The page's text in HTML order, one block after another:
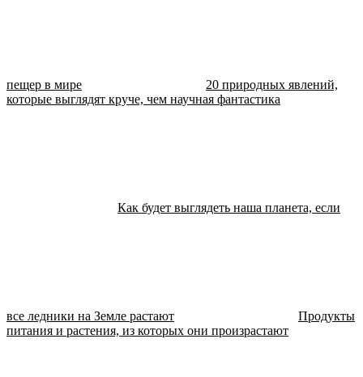
пещер в мире
20 природных явлений,
которые выглядят круче, чем научная фантастика
Как будет выглядеть наша планета, если
все ледники на Земле растают
Продукты
питания и растения, из которых они произрастают